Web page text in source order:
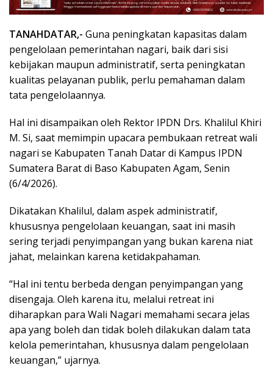
TANAHDATAR,- Guna peningkatan kapasitas dalam
pengelolaan pemerintahan nagari, baik dari sisi
kebijakan maupun administratif, serta peningkatan
kualitas pelayanan publik, perlu pemahaman dalam
tata pengelolaannya.
Hal ini disampaikan oleh Rektor IPDN Drs. Khalilul Khiri
M. Si, saat memimpin upacara pembukaan retreat wali
nagari se Kabupaten Tanah Datar di Kampus IPDN
Sumatera Barat di Baso Kabupaten Agam, Senin
(6/4/2026).
Dikatakan Khalilul, dalam aspek administratif,
khususnya pengelolaan keuangan, saat ini masih
sering terjadi penyimpangan yang bukan karena niat
jahat, melainkan karena ketidakpahaman.
“Hal ini tentu berbeda dengan penyimpangan yang
disengaja. Oleh karena itu, melalui retreat ini
diharapkan para Wali Nagari memahami secara jelas
apa yang boleh dan tidak boleh dilakukan dalam tata
kelola pemerintahan, khususnya dalam pengelolaan
keuangan,” ujarnya.